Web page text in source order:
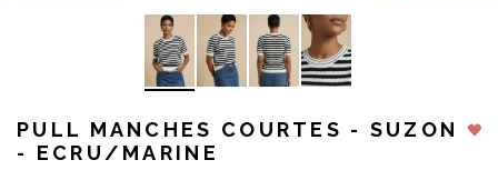
PULL MANCHES COURTES - SUZON
- ECRU/MARINE